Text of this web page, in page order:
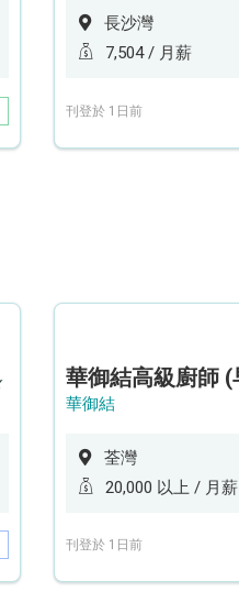
長沙灣
7,504 / 月薪
刊登於 1日前
華御結
荃灣
20,000 以上 / 月薪
刊登於 1日前